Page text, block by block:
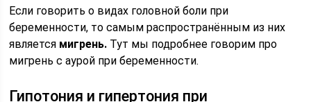
Если говорить о видах головной боли при
беременности, то самым распространённым из них
является мигрень. Тут мы подробнее говорим про
мигрень с аурой при беременности.
Гипотония и гипертония при